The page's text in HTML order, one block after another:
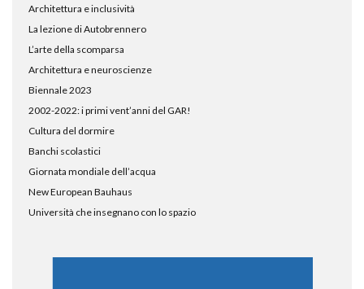
Architettura e inclusività
La lezione di Autobrennero
L’arte della scomparsa
Architettura e neuroscienze
Biennale 2023
2002-2022: i primi vent’anni del GAR!
Cultura del dormire
Banchi scolastici
Giornata mondiale dell’acqua
New European Bauhaus
Università che insegnano con lo spazio